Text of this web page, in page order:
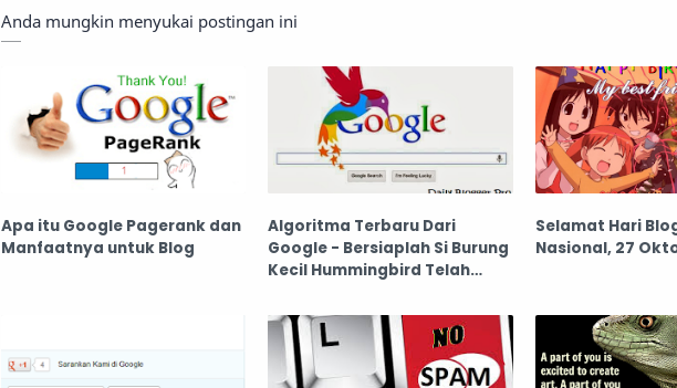
Anda mungkin menyukai postingan ini
Apa itu Google Pagerank dan
Manfaatnya untuk Blog
Algoritma Terbaru Dari
Google - Bersiaplah Si Burung
Kecil Hummingbird Telah
Selamat Hari
Nasional, 27